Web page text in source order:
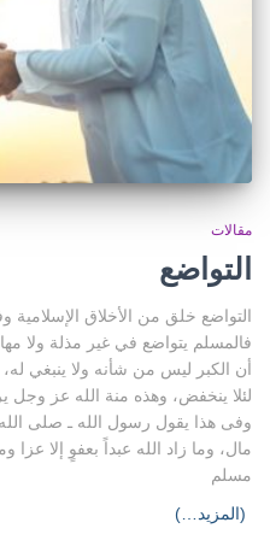
مقالات
التواضع
التواضع خلق من الأخلاق الإسلامية
فالمسلم يتواضع في غير مذلة ولا
أن الكبر ليس من شأنه ولا ينبغي له،
لئلا ينخفض، وهذه منة الله عز وجل
وفى هذا يقول رسول الله ـ صلى
مال، وما زاد الله عبداً بعفوٍ إلا عزا
مسلم
(المزيد…)